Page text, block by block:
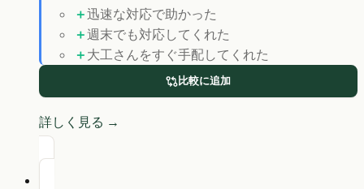
＋迅速な対応で助かった
＋週末でも対応してくれた
＋ 大工さんをすぐ手配してくれた
比較に追加
詳しく見る →